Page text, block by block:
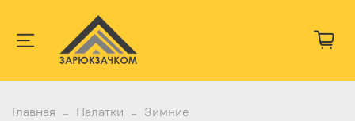
Главная Палатки Зимние